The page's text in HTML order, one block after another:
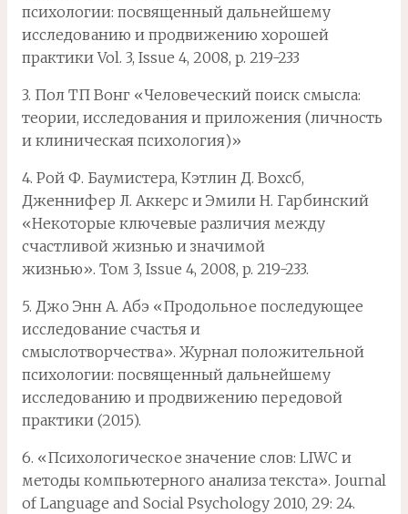
психологии: посвященный дальнейшему
исследованию и продвижению хорошей
практики Vol. 3, Issue 4, 2008, p. 219-233
3. Пол ТП Вонг «Человеческий поиск смысла:
теории, исследования и приложения (личность
и клиническая психология)»
4. Рой Ф. Баумистера, Кэтлин Д. Вохсб,
Дженнифер Л. Аккерс и Эмили Н. Гарбинский
«Некоторые ключевые различия между
счастливой жизнью и значимой
жизнью». Том 3, Issue 4, 2008, p. 219-233.
5. Джо Энн А. Абэ «Продольное последующее
исследование счастья и
смыслотворчества». Журнал положительной
психологии: посвященный дальнейшему
исследованию и продвижению передовой
практики (2015).
6. «Психологическое значение слов: LIWC и
методы компьютерного анализа текста». Journal
of Language and Social Psychology 2010, 29: 24.